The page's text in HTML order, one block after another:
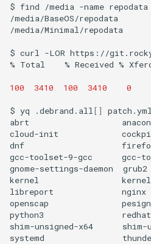
$ find /media -name repodata
/media/BaseOS/repodata
/media/Minimal/repodata
$ curl -LOR https://
% Total % Received %
100
3410 100 3410 0
$ yq .debrand.all [] patch.yml
abrt
cloud-init
dnf
gcc-toolset-9-gcc
gcc-
gnome-settings-daemon
grub2
kernel
libreport
nginx
openscap
pesign
python3
shim-unsigned-x64
shim-
systemd